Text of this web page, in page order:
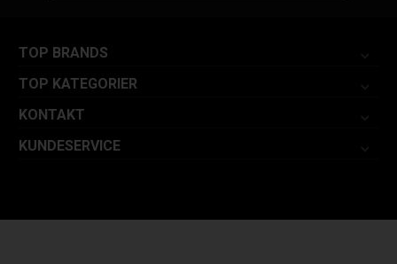
TOP BRANDS
TOP KATEGORIER
KONTAKT
KUNDESERVICE